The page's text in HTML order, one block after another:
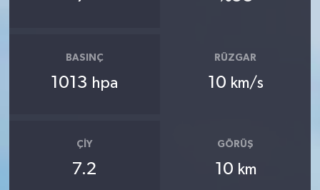
BASINÇ
1013 hpa
RÜZGAR
10 km/s
ÇIY
7.2
GÖRÜŞ
10 km